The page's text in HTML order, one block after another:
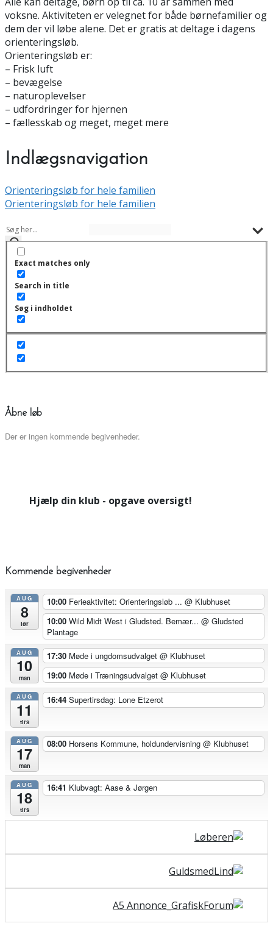
voksne. Aktiviteten er velegnet for både børnefamilier og
dem der vil løbe alene. Det er gratis at deltage i dagens
orienteringsløb.
Orienteringsløb er:
– Frisk luft
– bevægelse
– naturoplevelser
– udfordringer for hjernen
– fællesskab og meget, meget mere
Indlægsnavigation
Orienteringsløb for hele familien
Orienteringsløb for hele familien
Exact matches only
Search in title
Søg i indholdet
Åbne løb
Der er ingen kommende begivenheder.
Hjælp din klub - opgave oversigt!
Kommende begivenheder
AUG
8
lør
10:00 Ferieaktivitet: Orienteringsløb ... @ Klubhuset
10:00 Wild Midt West i Gludsted. Bemær... @ Gludsted
Plantage
AUG
10
man
17:30 Møde i ungdomsudvalget @ Klubhuset
19:00 Møde i Træningsudvalget @ Klubhuset
AUG
11
tirs
16:44 Supertirsdag: Lone Etzerot
AUG
17
man
08:00 Horsens Kommune, holdundervisning @ Klubhuset
AUG
18
tirs
16:41 Klubvagt: Aase & Jørgen